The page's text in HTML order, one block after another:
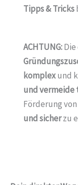
Tipps & Tricks
ACHTUNG:Die
komplexund
und vermeide
Förderung von
und sicherzu